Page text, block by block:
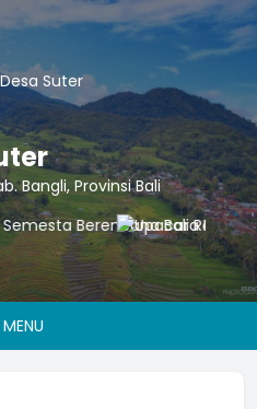
Bangli, Provinsi Bali
MENU